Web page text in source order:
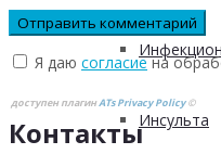
Инсульта
Я даю согласиена
доступен плагинATs Privacy Policy©
Контакты